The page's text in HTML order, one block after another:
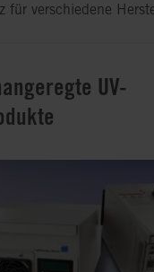
für verschiedene
das weniger
was zu höheren
UV-